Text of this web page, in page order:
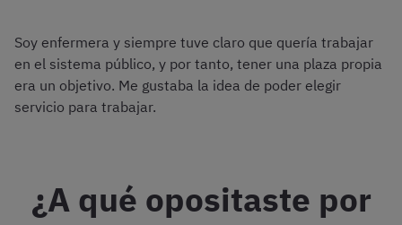
Soy enfermera y siempre tuve claro que quería trabajar
en el sistema público, y por tanto, tener una plaza propia
era un objetivo. Me gustaba la idea de poder elegir
servicio para trabajar.
¿A qué opositaste por